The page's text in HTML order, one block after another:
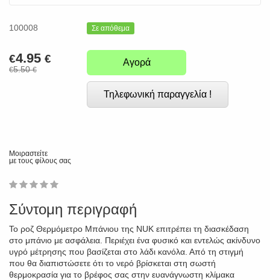
100008 Σε απόθεμα
€4.95 €
€5.50€
Αγορά
Τηλεφωνική παραγγελία !
Μοιραστείτε
με τους φίλους σας
1
2
3
4
5
Σύντομη περιγραφή
Το ροζ Θερμόμετρο Μπάνιου της NUK επιτρέπει τη διασκέδαση
στο μπάνιο με ασφάλεια. Περιέχει ένα φυσικό και εντελώς ακίνδυνο
υγρό μέτρησης που βασίζεται στο λάδι κανόλα. Από τη στιγμή
που θα διαπιστώσετε ότι το νερό βρίσκεται στη σωστή
θερμοκρασία για το βρέφος σας στην ευανάγνωστη κλίμακα